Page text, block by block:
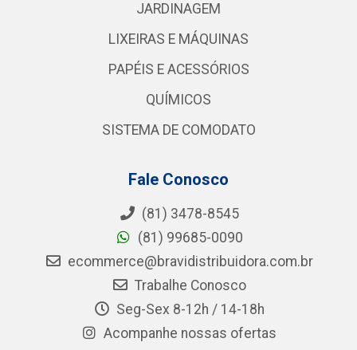
JARDINAGEM
LIXEIRAS E MÁQUINAS
PAPÉIS E ACESSÓRIOS
QUÍMICOS
SISTEMA DE COMODATO
Fale Conosco
(81) 3478-8545
(81) 99685-0090
ecommerce@bravidistribuidora.com.br
Trabalhe Conosco
Seg-Sex 8-12h / 14-18h
Acompanhe nossas ofertas